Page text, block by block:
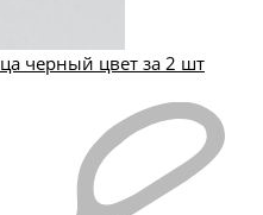
черный цвет за 2 шт